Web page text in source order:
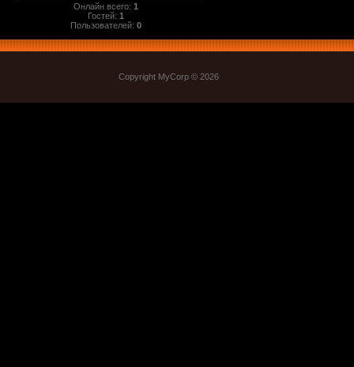
Онлайн всего:1
Гостей:1
Пользователей:0
Copyright MyCorp © 2026